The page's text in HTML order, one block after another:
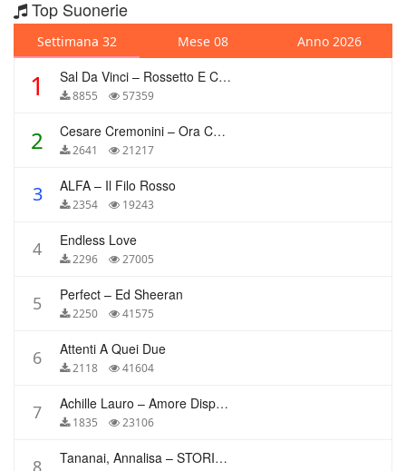
Top Suonerie
Settimana 32 Mese 08 Anno 2026
1 Sal Da Vinci – Rossetto E Caffè
8855 57359
2 Cesare Cremonini – Ora Che Non Ho Più Te
2641 21217
3 ALFA – Il Filo Rosso
2354 19243
4 Endless Love
2296 27005
5 Perfect – Ed Sheeran
2250 41575
6 Attenti A Quei Due
2118 41604
7 Achille Lauro – Amore Disperato
1835 23106
8 Tananai, Annalisa – STORIE BREVI